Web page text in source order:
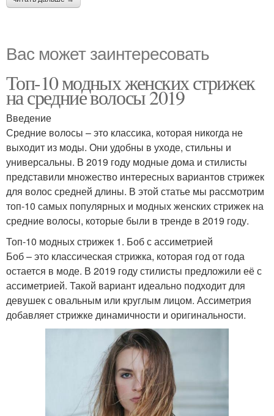
Вас может заинтересовать
Топ-10 модных женских стрижек
на средние волосы 2019
Введение
Средние волосы – это классика, которая никогда не
выходит из моды. Они удобны в уходе, стильны и
универсальны. В 2019 году модные дома и стилисты
представили множество интересных вариантов стрижек
для волос средней длины. В этой статье мы рассмотрим
топ-10 самых популярных и модных женских стрижек на
средние волосы, которые были в тренде в 2019 году.
Топ-10 модных стрижек 1. Боб с ассиметрией
Боб – это классическая стрижка, которая год от года
остается в моде. В 2019 году стилисты предложили её с
ассиметрией. Такой вариант идеально подходит для
девушек с овальным или круглым лицом. Ассиметрия
добавляет стрижке динамичности и оригинальности.